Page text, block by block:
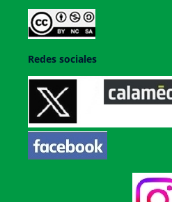
Redes sociales